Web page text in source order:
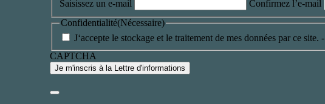
Saisissez un e-mail
Confirmez l’e-mail
Confidentialité(Nécessaire)
J‘accepte le stockage et le traitement de mes données par ce site. -
CAPTCHA